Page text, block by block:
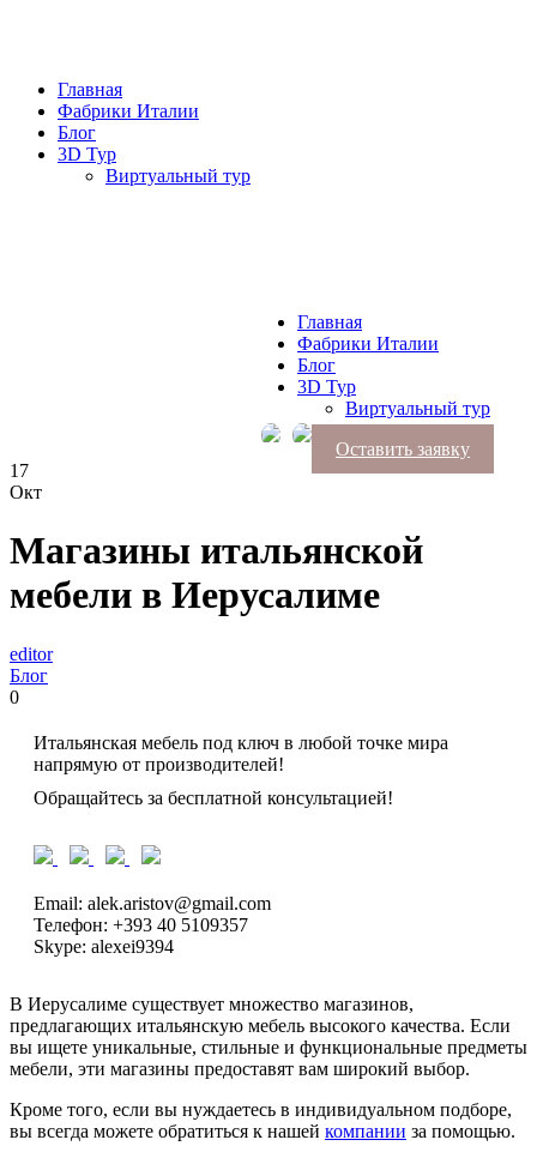
Главная
Фабрики Италии
Блог
3D Тур
Виртуальный тур
Главная
Фабрики Италии
Блог
3D Тур
Виртуальный тур
Оставить заявку
17
Окт
Магазины итальянской
мебели в Иерусалиме
editor
Блог
0
Итальянская мебель под ключ в любой точке мира
напрямую от производителей!
Обращайтесь за бесплатной консультацией!
Email: alek.aristov@gmail.com
Телефон: +393 40 5109357
Skype: alexei9394
В Иерусалиме существует множество магазинов,
предлагающих итальянскую мебель высокого качества. Если
вы ищете уникальные, стильные и функциональные предметы
мебели, эти магазины предоставят вам широкий выбор.
Кроме того, если вы нуждаетесь в индивидуальном подборе,
вы всегда можете обратиться к нашей компании за помощью.